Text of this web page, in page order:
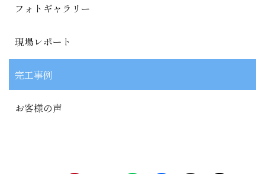
フォトギャラリー
現場レポート
完工事例
お客様の声